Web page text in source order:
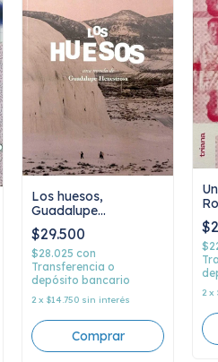
Los huesos,
Guadalupe
Henestrosa
$29.500
$28.025 con
Transferencia o
depósito bancario
2 x $14.750 sin interés
2 x